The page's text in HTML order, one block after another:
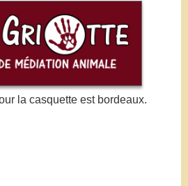
la casquette est bordeaux.